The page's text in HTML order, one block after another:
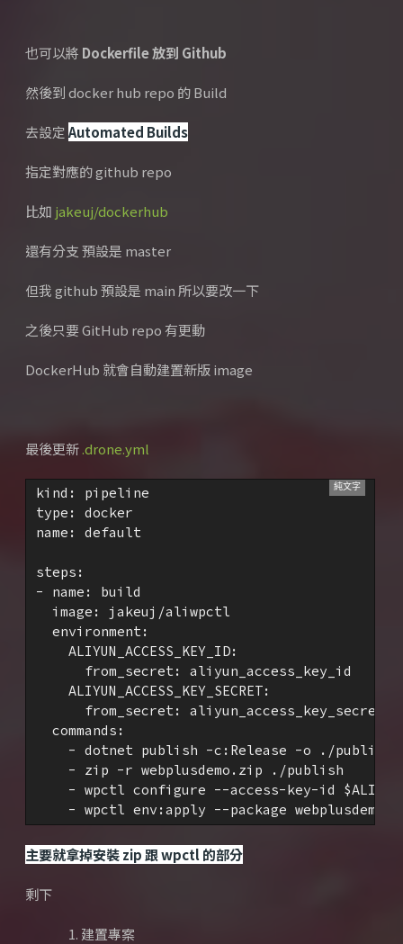
也可以將 Dockerfile 放到 Github
然後到 docker hub repo 的 Build
去設定Automated Builds
指定對應的 github repo
比如 jakeuj/dockerhub
還有分支 預設是 master
但我 github 預設是 main 所以要改一下
之後只要 GitHub repo 有更動
DockerHub 就會自動建置新版 image
最後更新.drone.yml
kind: pipeline
type: docker
name: default
steps:
- name: build
  image: jakeuj/aliwpctl
  environment:
    ALIYUN_ACCESS_KEY_ID:
      from_secret: aliyun_access_key_id
    ALIYUN_ACCESS_KEY_SECRET:
      from_secret: aliyun_access_key_secret
  commands:
    - dotnet publish -c:Release -o ./publish
    - zip -r webplusdemo.zip ./publish
- wpctl configure --access-key-id
- wpctl env:apply --package
主要就拿掉安裝 zip 跟 wpctl 的部分
剩下
建置專案